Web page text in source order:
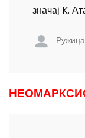
значај K.